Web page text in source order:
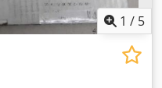
1 / 5